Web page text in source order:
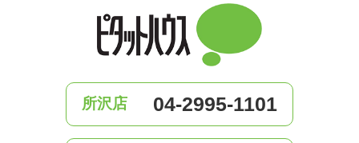
所沢店 04-2995-1101